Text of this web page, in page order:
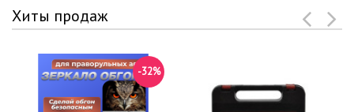
Хиты продаж
-32%